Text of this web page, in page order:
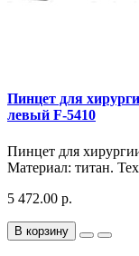
Пинцет для
левый F-5410
Пинцет для
Материал: титан.
5 472.00 р.
В корзину